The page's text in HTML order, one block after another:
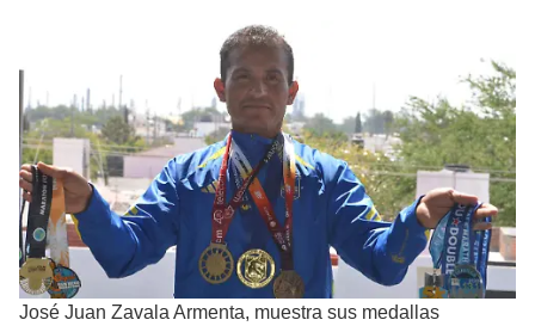
José Juan Zavala Armenta, muestra sus medallas